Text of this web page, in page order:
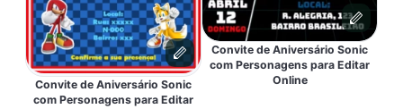
Convite de Aniversário Sonic
com Personagens para Editar
Convite de Aniversário Sonic
com Personagens para Editar
Online